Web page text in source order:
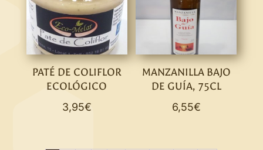
PATÉ DE COLIFLOR
ECOLÓGICO
3,95€
MANZANILLA BAJO
DE GUÍA, 75CL
6,55€